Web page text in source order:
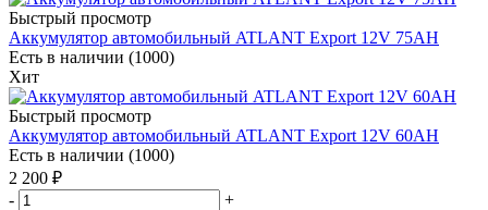
Быстрый просмотр
Аккумулятор автомобильный ATLANT Export 12V 75AH
Есть в наличии (1000)
Хит
Быстрый просмотр
Аккумулятор автомобильный ATLANT Export 12V 60AH
Есть в наличии (1000)
2 200 ₽
-
+